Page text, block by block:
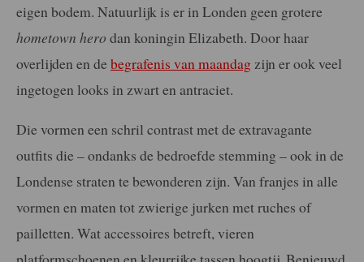
eigen bodem. Natuurlijk is er in Londen geen grotere
hometown hero dan koningin Elizabeth. Door haar
overlijden en de begrafenis van maandag zijn er ook veel
ingetogen looks in zwart en antraciet.
Die vormen een schril contrast met de extravagante
outfits die – ondanks de bedroefde stemming – ook in de
Londense straten te bewonderen zijn. Van franjes in alle
vormen en maten tot zwierige jurken met ruches of
pailletten. Wat accessoires betreft, vieren